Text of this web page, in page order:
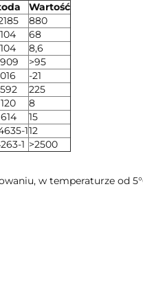
Wartość
880
68
8,6
>95
-21
225
8
15
112
1 >2500
w temperaturze od